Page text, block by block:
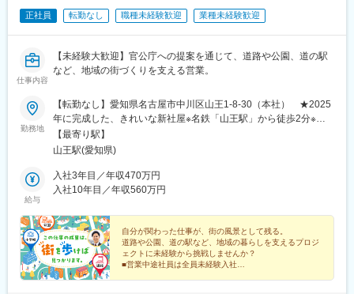
正社員 転勤なし 職種未経験歓迎 業種未経験歓迎
仕事内容
【未経験大歓迎】官公庁への提案を通じて、道路や公園、道の駅
など、地域の街づくりを支える営業。
勤務地
【転勤なし】愛知県名古屋市中川区山王1-8-30（本社） ★2025
年に完成した、きれいな新社屋※名鉄「山王駅」から徒歩2分※名
鉄「名古屋駅」より移動時間10分圏内◇受動喫煙対策：屋内全面
禁煙
【最寄り駅】
山王駅(愛知県)
給与
入社3年目／年収470万円
入社10年目／年収560万円
自分が関わった仕事が、街の風景として残る。
道路や公園、道の駅など、地域の暮らしを支えるプロジ
ェクトに未経験から挑戦しませんか？
■営業中途社員は全員未経験入社